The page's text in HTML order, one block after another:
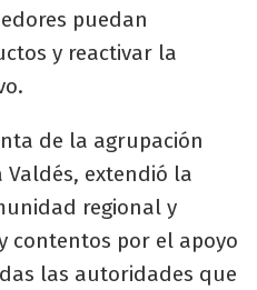
puedan
y reactivar la
de la agrupación
extendió la
regional y
contentos por el apoyo
las autoridades que